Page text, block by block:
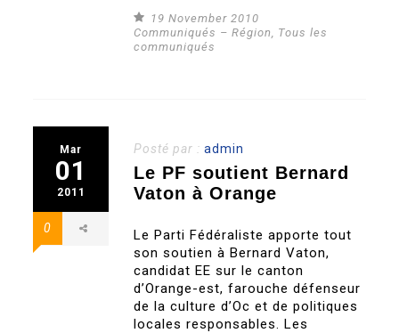
19 November 2010
Communiqués – Région, Tous les
communiqués
Mar
01
2011
0
Posté par :admin
Le PF soutient Bernard
Vaton à Orange
Le Parti Fédéraliste apporte tout
son soutien à Bernard Vaton,
candidat EE sur le canton
d’Orange-est, farouche défenseur
de la culture d’Oc et de politiques
locales responsables. Les